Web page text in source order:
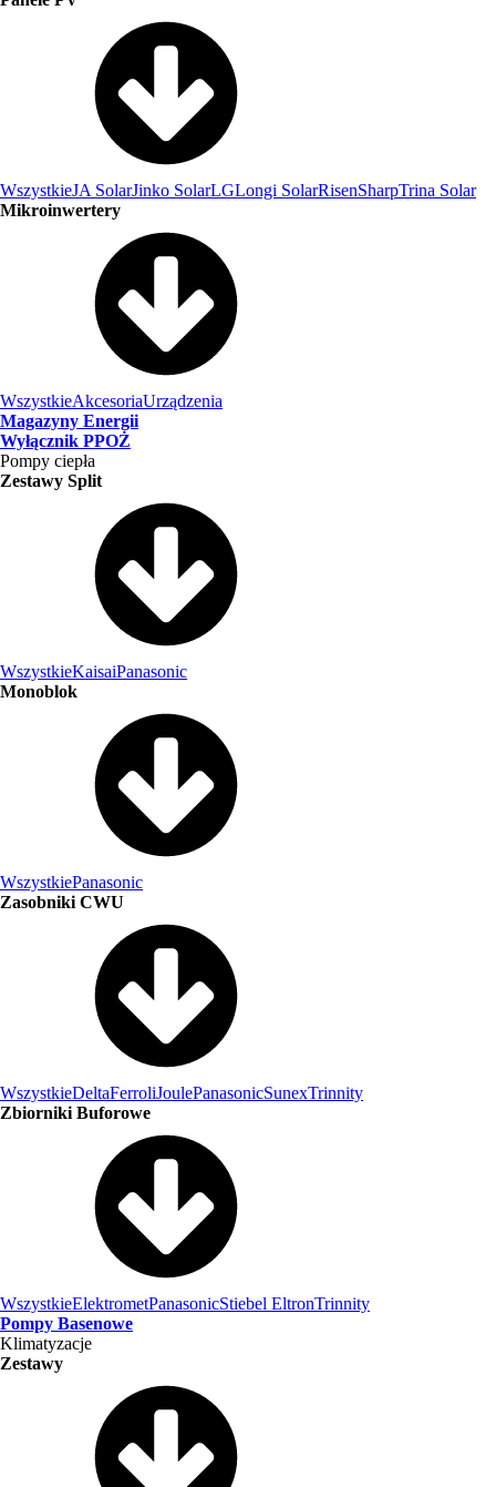
WszystkieJA SolarJinko SolarLGLongi SolarRisenSharpTrina Solar
Mikroinwertery
WszystkieAkcesoriaUrządzenia
Magazyny Energii
Wyłącznik PPOŻ
Pompy ciepła
Zestawy Split
WszystkieKaisaiPanasonic
Monoblok
WszystkiePanasonic
Zasobniki CWU
WszystkieDeltaFerroliJoulePanasonicSunexTrinnity
Zbiorniki Buforowe
WszystkieElektrometPanasonicStiebel EltronTrinnity
Pompy Basenowe
Klimatyzacje
Zestawy